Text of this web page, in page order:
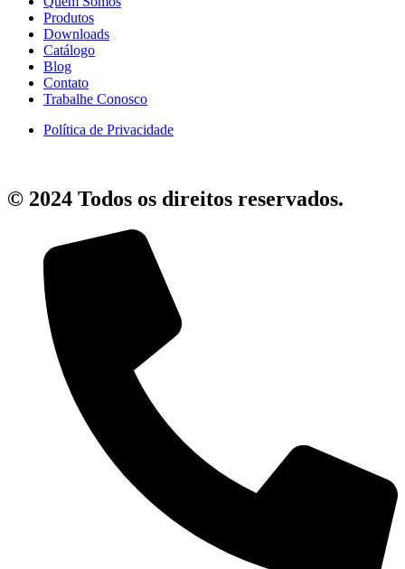
Produtos
Downloads
Catálogo
Blog
Contato
Trabalhe Conosco
Política de Privacidade
© 2024 Todos os direitos reservados.